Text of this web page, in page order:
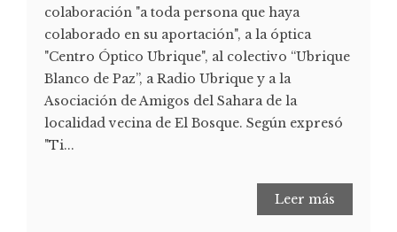
colaboración "a toda persona que haya
colaborado en su aportación", a la óptica
"Centro Óptico Ubrique", al colectivo “Ubrique
Blanco de Paz”, a Radio Ubrique y a la
Asociación de Amigos del Sahara de la
localidad vecina de El Bosque. Según expresó
"Ti...
Leer más